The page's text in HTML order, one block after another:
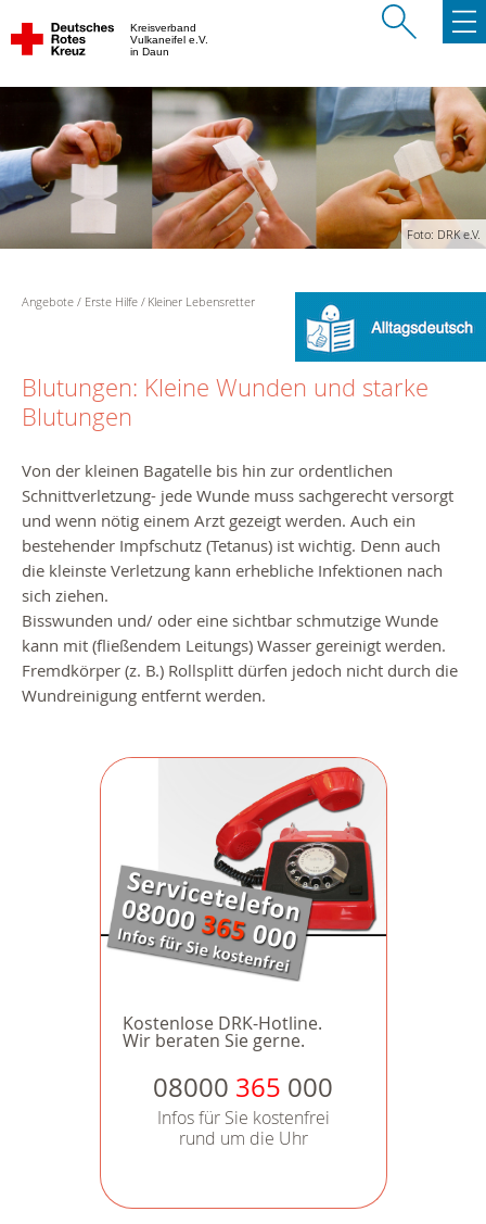
Kreisverband
Vulkaneifel e.V.
in Daun
Foto: DRK e.V.
Angebote Erste Hilfe Kleiner Lebensretter
Blutungen: Kleine Wunden und starke
Blutungen
Von der kleinen Bagatelle bis hin zur ordentlichen
Schnittverletzung- jede Wunde muss sachgerecht versorgt
und wenn nötig einem Arzt gezeigt werden. Auch ein
bestehender Impfschutz (Tetanus) ist wichtig. Denn auch
die kleinste Verletzung kann erhebliche Infektionen nach
sich ziehen.
Bisswunden und/ oder eine sichtbar schmutzige Wunde
kann mit (fließendem Leitungs) Wasser gereinigt werden.
Fremdkörper (z. B.) Rollsplitt dürfen jedoch nicht durch die
Wundreinigung entfernt werden.
Kostenlose DRK-Hotline.
Wir beraten Sie gerne.
08000 365 000
Infos für Sie kostenfrei
rund um die Uhr